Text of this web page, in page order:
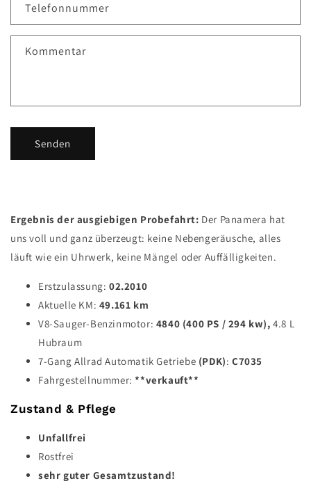
t
f
l
Telefonnummer
Kommentar
Senden
Ergebnis der ausgiebigen Probefahrt: Der Panamera hat
uns voll und ganz überzeugt: keine Nebengeräusche, alles
läuft wie ein Uhrwerk, keine Mängel oder Auffälligkeiten.
Erstzulassung: 02.2010
Aktuelle KM: 49.161 km
V8-Sauger-Benzinmotor: 4840 (400 PS / 294 kw),4.8 L
Hubraum
7-Gang Allrad Automatik Getriebe (PDK):C7035
Fahrgestellnummer: **verkauft**
Zustand & Pflege
Unfallfrei
Rostfrei
sehr guter Gesamtzustand!